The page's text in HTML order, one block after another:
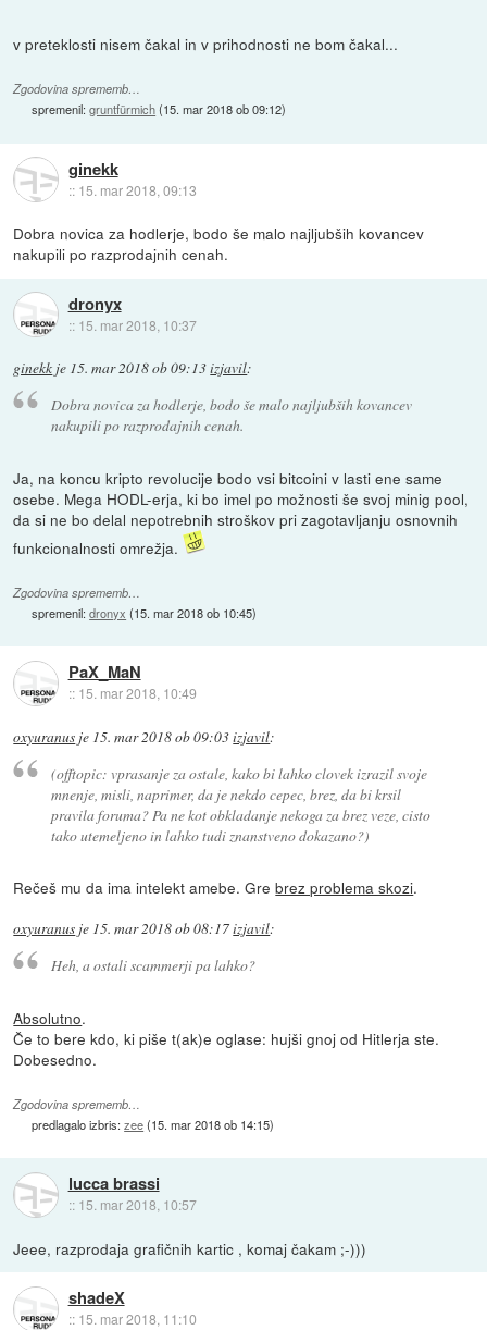
v preteklosti nisem čakal in v prihodnosti ne bom čakal...
Zgodovina sprememb…
spremenil:gruntfürmich(15. mar 2018 ob 09:12)
ginekk
:: 15. mar 2018, 09:13
Dobra novica za hodlerje, bodo še malo najljubših kovancev
nakupili po razprodajnih cenah.
dronyx
:: 15. mar 2018, 10:37
ginekk je 15. mar 2018 ob 09:13izjavil:
Dobra novica za hodlerje, bodo še malo najljubših kovancev
nakupili po razprodajnih cenah.
Ja, na koncu kripto revolucije bodo vsi bitcoini v lasti ene same
osebe. Mega HODL-erja, ki bo imel po možnosti še svoj minig pool,
da si ne bo delal nepotrebnih stroškov pri zagotavljanju osnovnih
funkcionalnosti omrežja.
Zgodovina sprememb…
spremenil:dronyx (15. mar 2018 ob 10:45)
PaX_MaN
:: 15. mar 2018, 10:49
oxyuranus je 15. mar 2018 ob 09:03izjavil:
(offtopic: vprasanje za ostale, kako bi lahko clovek izrazil svoje
mnenje, misli, naprimer, da je nekdo cepec, brez, da bi krsil
pravila foruma? Pa ne kot obkladanje nekoga za brez veze, cisto
tako utemeljeno in lahko tudi znanstveno dokazano?)
Rečeš mu da ima intelekt amebe. Grebrez problema skozi.
oxyuranus je 15. mar 2018 ob 08:17izjavil:
Heh, a ostali scammerji pa lahko?
Absolutno.
Če to bere kdo, ki piše t(ak)e oglase: hujši gnoj od Hitlerja ste.
Dobesedno.
Zgodovina sprememb…
predlagalo izbris:zee(15. mar 2018 ob 14:15)
lucca brassi
:: 15. mar 2018, 10:57
Jeee, razprodaja grafičnih kartic , komaj čakam ;-)))
shadeX
:: 15. mar 2018, 11:10